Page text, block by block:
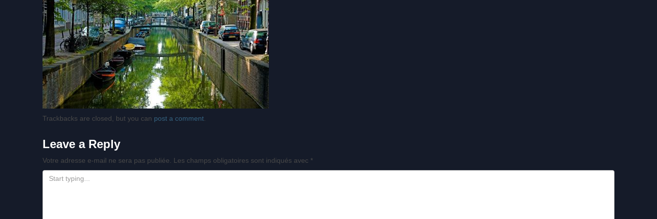
Trackbacks are closed, but you can post a comment
Leave a Reply
Votre adresse e-mail ne sera pas publiée. Les champs obligatoires sont indiqués avec *